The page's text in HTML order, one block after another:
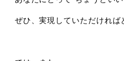
ぜひ、実現していただければ